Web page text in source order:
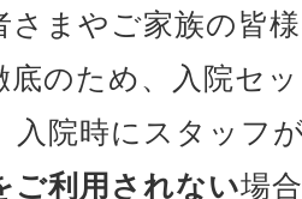
さまやご家族の皆
底のため、入院セ
入院時にスタッフ
ご利用されない場